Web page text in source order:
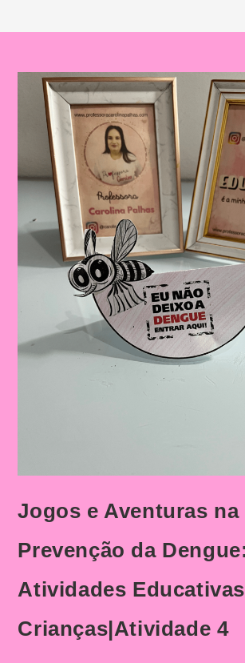
Jogos e Aventuras na
Prevenção da
Atividades
Crianças|Atividade 4